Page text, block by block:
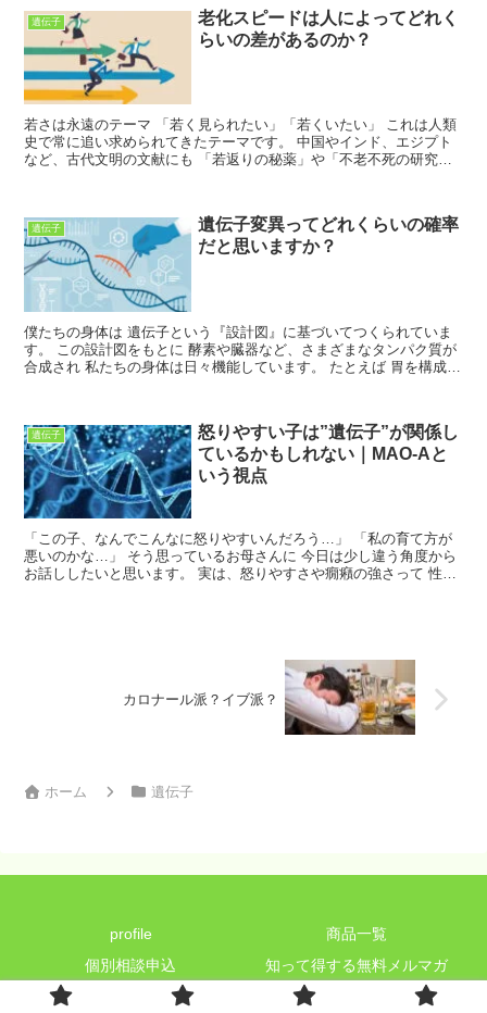
遺伝子
老化スピードは人によってどれく
らいの差があるのか？
若さは永遠のテーマ 「若く見られたい」「若くいたい」 これは人類
史で常に追い求められてきたテーマです。 中国やインド、エジプト
など、古代文明の文献にも 「若返りの秘薬」や「不老不死の研究」
遺伝子
遺伝子変異ってどれくらいの確率
だと思いますか？
僕たちの身体は 遺伝子という『設計図』に基づいてつくられていま
す。 この設計図をもとに 酵素や臓器など、さまざまなタンパク質が
合成され 私たちの身体は日々機能しています。 たとえば 胃を構成す
遺伝子
怒りやすい子は”遺伝子”が関係し
ているかもしれない｜MAO-Aと
いう視点
「この子、なんでこんなに怒りやすいんだろう…」 「私の育て方が
悪いのかな…」 そう思っているお母さんに 今日は少し違う角度から
お話ししたいと思います。 実は、怒りやすさや癇癪の強さって 性格
カロナール派？イブ派？
ホーム 遺伝子
profile
商品一覧
個別相談申込
知って得する無料メルマガ
Copyright © 2022 心と身体研究所 All Rights Reserved.